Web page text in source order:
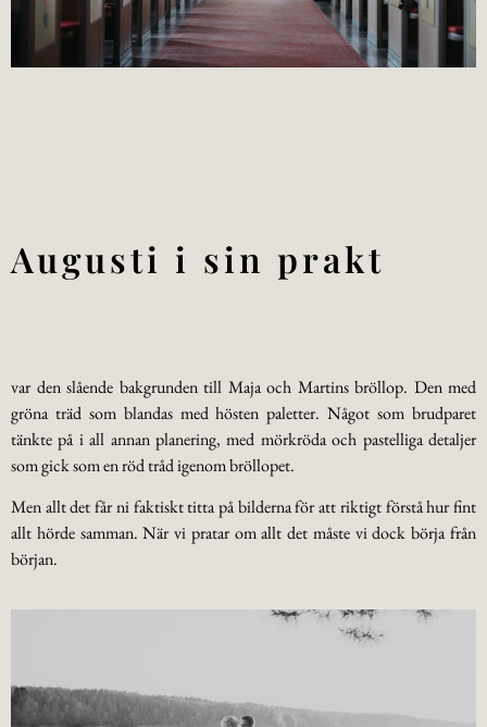
Augusti i sin prakt
var den slående bakgrunden till Maja och Martins bröllop. Den med
gröna träd som blandas med hösten paletter. Något som brudparet
tänkte på i all annan planering, med mörkröda och pastelliga detaljer
som gick som en röd tråd igenom bröllopet.
Men allt det får ni faktiskt titta på bilderna för att riktigt förstå hur fint
allt hörde samman. När vi pratar om allt det måste vi dock börja från
början.